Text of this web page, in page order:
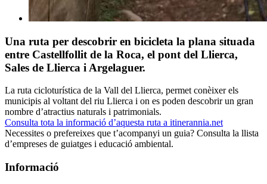
Una ruta per descobrir en bicicleta la plana situada
entre Castellfollit de la Roca, el pont del Llierca,
Sales de Llierca i Argelaguer.
La ruta cicloturística de la Vall del Llierca, permet conèixer els
municipis al voltant del riu Llierca i on es poden descobrir un gran
nombre d’atractius naturals i patrimonials.
Consulta tota la informació d’aquesta ruta a itinerannia.net
Necessites o prefereixes que t’acompanyi un guia? Consulta la llista
d’empreses de guiatges i educació ambiental.
Informació